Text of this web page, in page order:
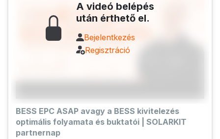
A videó belépés
után érthető el.
Bejelentkezés
Regisztráció
BESS EPC ASAP avagy a BESS kivitelezés
optimális folyamata és buktatói | SOLARKIT
partnernap